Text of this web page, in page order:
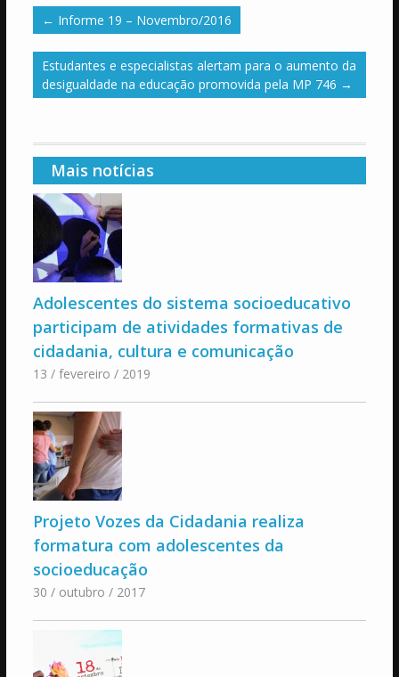
← Informe 19 – Novembro/2016
Estudantes e especialistas alertam para o aumento da
desigualdade na educação promovida pela MP 746 →
Mais notícias
Adolescentes do sistema socioeducativo
participam de atividades formativas de
cidadania, cultura e comunicação
13 / fevereiro / 2019
Projeto Vozes da Cidadania realiza
formatura com adolescentes da
socioeducação
30 / outubro / 2017